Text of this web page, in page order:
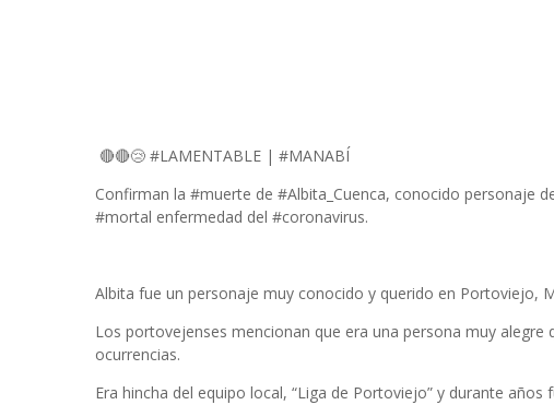
🔴🔴😢 #LAMENTABLE | #MANABÍ
Confirman la #muerte de #Albita_Cuenca, conocido personaje
#mortal enfermedad del #coronavirus.
Albita fue un personaje muy conocido y querido en Portoviejo,
Los portovejenses mencionan que era una persona muy
ocurrencias.
Era hincha del equipo local, “Liga de Portoviejo” y durante